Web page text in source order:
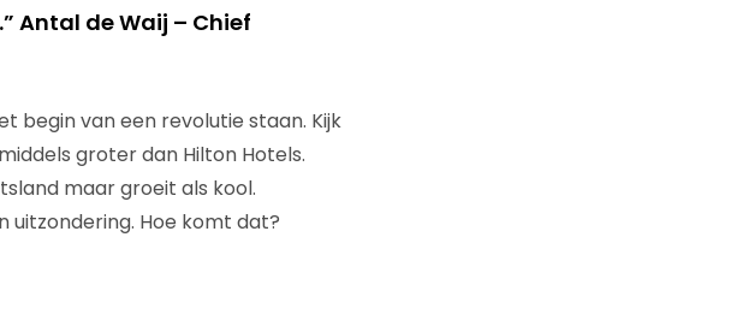
Antal de Waij – Chief
begin van een revolutie staan. Kijk
groter dan Hilton Hotels.
maar groeit als kool.
uitzondering. Hoe komt dat?